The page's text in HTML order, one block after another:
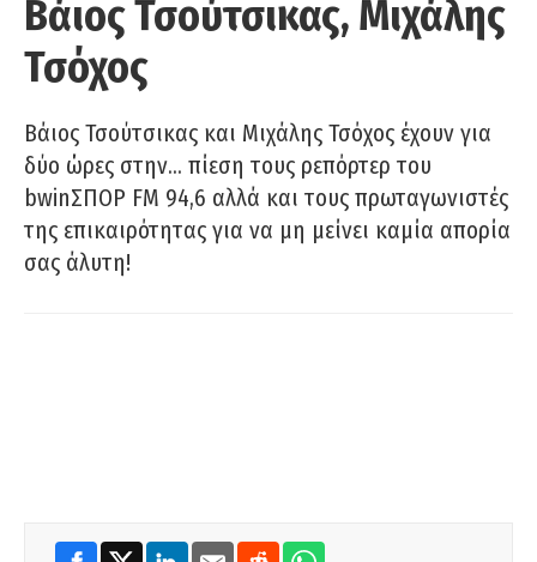
Βάιος Τσούτσικας, Μιχάλης
Τσόχος
Βάιος Τσούτσικας και Μιχάλης Τσόχος έχουν για
δύο ώρες στην… πίεση τους ρεπόρτερ του
bwinΣΠΟΡ FM 94,6 αλλά και τους πρωταγωνιστές
της επικαιρότητας για να μη μείνει καμία απορία
σας άλυτη!